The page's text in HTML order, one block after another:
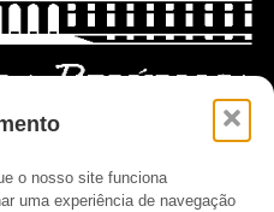
o nosso site funciona
uma experiência de navegação